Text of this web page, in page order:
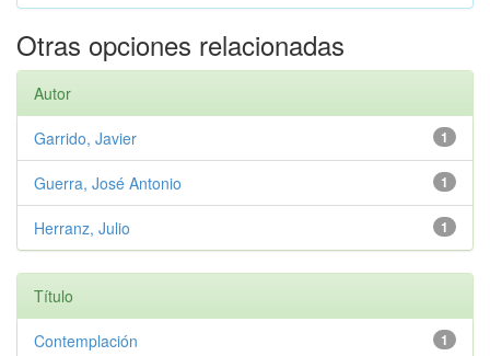
Otras opciones relacionadas
Autor
1
Garrido, Javier
1
Guerra, José Antonio
1
Herranz, Julio
Título
1
Contemplación